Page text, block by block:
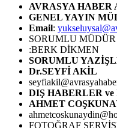
AVRASYA HABER
GENEL YAYIN
Email:
SORUMLU MÜDÜR
:BERK DİKMEN
SORUMLU
Dr.SEYFİ AKİL
DIŞ HABERLER
AHMET
FOTOĞRAF